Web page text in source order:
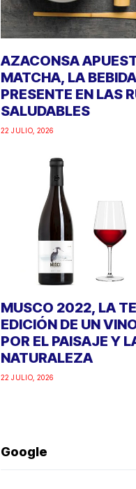
AZACONSA
MATCHA, LA
PRESENTE EN LAS
SALUDABLES
22 JULIO, 2026
MUSCO 2022, LA
EDICIÓN DE UN
POR EL PAISAJE Y
NATURALEZA
22 JULIO, 2026
Google